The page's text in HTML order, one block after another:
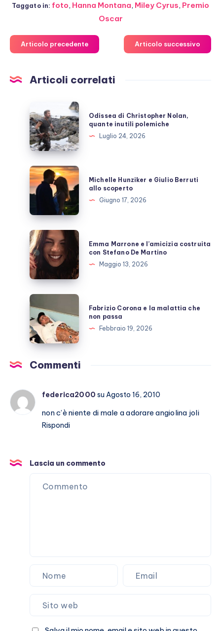
Taggato in: foto, Hanna Montana, Miley Cyrus, Premio
Oscar
Articolo precedente Articolo successivo
Articoli correlati
di
Christopher
Nolan,
quante
inutili
polemiche
Odissea di Christopher Nolan,
quante inutili polemiche
Luglio 24, 2026
Michelle
Hunziker
e
Berruti
allo
scoperto
Michelle Hunziker e Giulio Berruti
allo scoperto
Giugno 17, 2026
Emma
Marrone
e
l’amicizia
costruita
con
Stefano
De
Martino
Emma Marrone e l’amicizia costruita
con Stefano De Martino
Maggio 13, 2026
Fabrizio
Corona
e
la
malattia
che
Fabrizio Corona e la malattia che
non passa
Febbraio 19, 2026
Commenti
federica2000 su Agosto 16, 2010
non c’è niente di male a adorare angiolina joli
Rispondi
Lascia un commento